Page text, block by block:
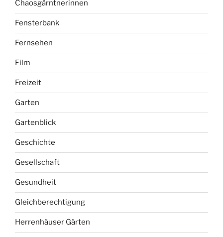
Chaosgärntnerinnen
Fensterbank
Fernsehen
Film
Freizeit
Garten
Gartenblick
Geschichte
Gesellschaft
Gesundheit
Gleichberechtigung
Herrenhäuser Gärten